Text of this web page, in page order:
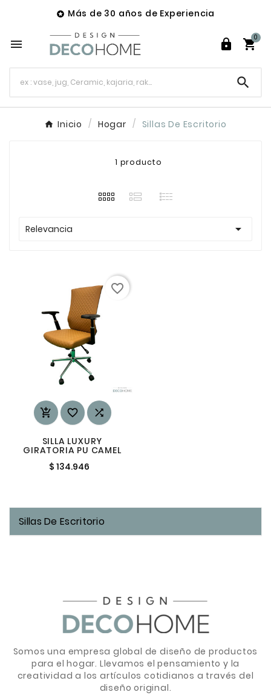
 Más de 30 años de Experiencia
  
0

Inicio Hogar Sillas De Escritorio
1 producto
Relevancia 
  
SILLA LUXURY
GIRATORIA PU CAMEL
$ 134.946
favorite_border
Sillas De Escritorio
Somos una empresa global de diseño de productos
para el hogar. Llevamos el pensamiento y la
creatividad a los artículos cotidianos a través del
diseño original.